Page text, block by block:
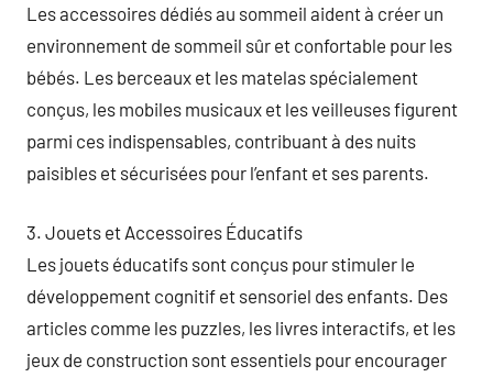
Les accessoires dédiés au sommeil aident à créer un
environnement de sommeil sûr et confortable pour les
bébés. Les berceaux et les matelas spécialement
conçus, les mobiles musicaux et les veilleuses figurent
parmi ces indispensables, contribuant à des nuits
paisibles et sécurisées pour l’enfant et ses parents.
3. Jouets et Accessoires Éducatifs
Les jouets éducatifs sont conçus pour stimuler le
développement cognitif et sensoriel des enfants. Des
articles comme les puzzles, les livres interactifs, et les
jeux de construction sont essentiels pour encourager